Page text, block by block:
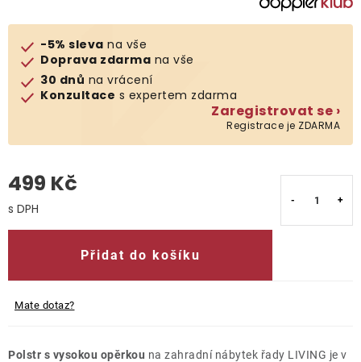
Klub výhod
-5% sleva na vše
Doprava zdarma na vše
30 dnů na vrácení
Konzultace s expertem zdarma
Zaregistrovat se ›
Registrace je ZDARMA
499 Kč
Přidat do košíku
Mate dotaz?
Polstr s vysokou opěrkou na zahradní nábytek řady LIVING je v